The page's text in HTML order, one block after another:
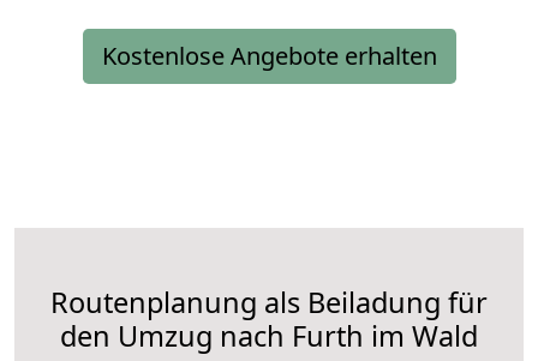
Kostenlose Angebote erhalten
Routenplanung als Beiladung für
den Umzug nach Furth im Wald